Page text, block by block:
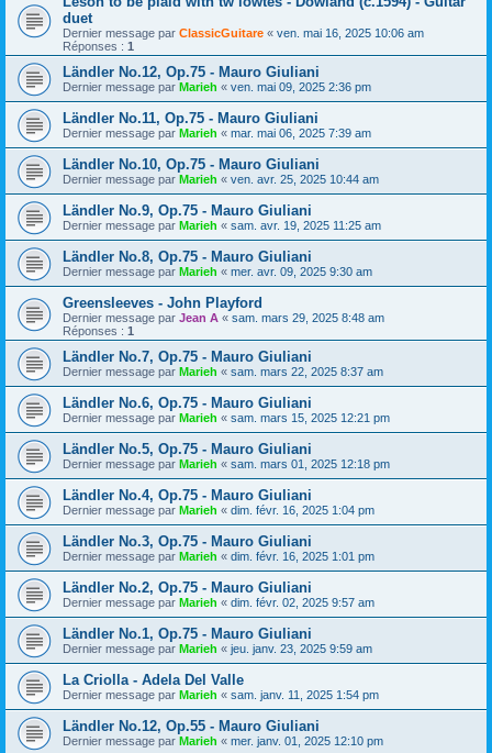
duet
Dernier message par ClassicGuitare « ven. mai 16, 2025 10:06 am
Réponses : 1
Ländler No.12, Op.75 - Mauro Giuliani
Dernier message par Marieh « ven. mai 09, 2025 2:36 pm
Ländler No.11, Op.75 - Mauro Giuliani
Dernier message par Marieh « mar. mai 06, 2025 7:39 am
Ländler No.10, Op.75 - Mauro Giuliani
Dernier message par Marieh « ven. avr. 25, 2025 10:44 am
Ländler No.9, Op.75 - Mauro Giuliani
Dernier message par Marieh « sam. avr. 19, 2025 11:25 am
Ländler No.8, Op.75 - Mauro Giuliani
Dernier message par Marieh « mer. avr. 09, 2025 9:30 am
Greensleeves - John Playford
Dernier message par Jean A « sam. mars 29, 2025 8:48 am
Réponses : 1
Ländler No.7, Op.75 - Mauro Giuliani
Dernier message par Marieh « sam. mars 22, 2025 8:37 am
Ländler No.6, Op.75 - Mauro Giuliani
Dernier message par Marieh « sam. mars 15, 2025 12:21 pm
Ländler No.5, Op.75 - Mauro Giuliani
Dernier message par Marieh « sam. mars 01, 2025 12:18 pm
Ländler No.4, Op.75 - Mauro Giuliani
Dernier message par Marieh « dim. févr. 16, 2025 1:04 pm
Ländler No.3, Op.75 - Mauro Giuliani
Dernier message par Marieh « dim. févr. 16, 2025 1:01 pm
Ländler No.2, Op.75 - Mauro Giuliani
Dernier message par Marieh « dim. févr. 02, 2025 9:57 am
Ländler No.1, Op.75 - Mauro Giuliani
Dernier message par Marieh « jeu. janv. 23, 2025 9:59 am
La Criolla - Adela Del Valle
Dernier message par Marieh « sam. janv. 11, 2025 1:54 pm
Ländler No.12, Op.55 - Mauro Giuliani
Dernier message par Marieh « mer. janv. 01, 2025 12:10 pm